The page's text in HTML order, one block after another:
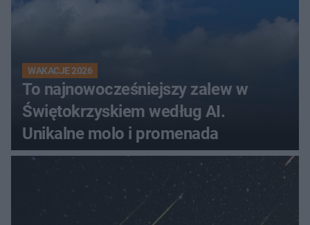
WAKACJE 2026
To najnowocześniejszy zalew w
Świętokrzyskiem według AI.
Unikalne molo i promenada